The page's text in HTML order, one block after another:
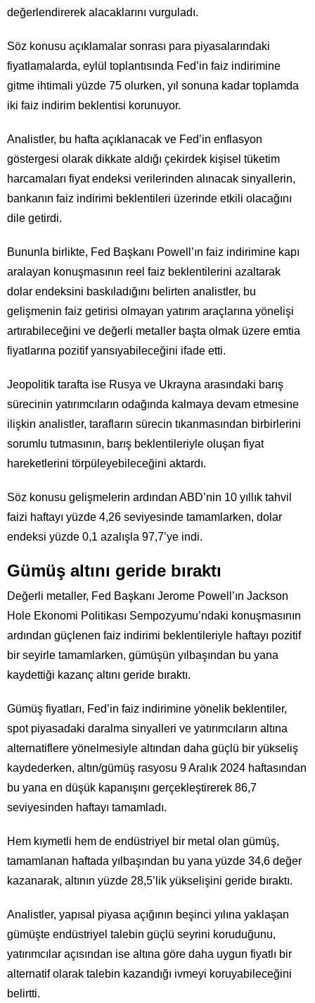
değerlendirerek alacaklarını vurguladı.
Söz konusu açıklamalar sonrası para piyasalarındaki
fiyatlamalarda, eylül toplantısında Fed’in faiz indirimine
gitme ihtimali yüzde 75 olurken, yıl sonuna kadar toplamda
iki faiz indirim beklentisi korunuyor.
Analistler, bu hafta açıklanacak ve Fed’in enflasyon
göstergesi olarak dikkate aldığı çekirdek kişisel tüketim
harcamaları fiyat endeksi verilerinden alınacak sinyallerin,
bankanın faiz indirimi beklentileri üzerinde etkili olacağını
dile getirdi.
Bununla birlikte, Fed Başkanı Powell’ın faiz indirimine kapı
aralayan konuşmasının reel faiz beklentilerini azaltarak
dolar endeksini baskıladığını belirten analistler, bu
gelişmenin faiz getirisi olmayan yatırım araçlarına yönelişi
artırabileceğini ve değerli metaller başta olmak üzere emtia
fiyatlarına pozitif yansıyabileceğini ifade etti.
Jeopolitik tarafta ise Rusya ve Ukrayna arasındaki barış
sürecinin yatırımcıların odağında kalmaya devam etmesine
ilişkin analistler, tarafların sürecin tıkanmasından birbirlerini
sorumlu tutmasının, barış beklentileriyle oluşan fiyat
hareketlerini törpüleyebileceğini aktardı.
Söz konusu gelişmelerin ardından ABD’nin 10 yıllık tahvil
faizi haftayı yüzde 4,26 seviyesinde tamamlarken, dolar
endeksi yüzde 0,1 azalışla 97,7’ye indi.
Gümüş altını geride bıraktı
Değerli metaller, Fed Başkanı Jerome Powell’ın Jackson
Hole Ekonomi Politikası Sempozyumu’ndaki konuşmasının
ardından güçlenen faiz indirimi beklentileriyle haftayı pozitif
bir seyirle tamamlarken, gümüşün yılbaşından bu yana
kaydettiği kazanç altını geride bıraktı.
Gümüş fiyatları, Fed’in faiz indirimine yönelik beklentiler,
spot piyasadaki daralma sinyalleri ve yatırımcıların altına
alternatiflere yönelmesiyle altından daha güçlü bir yükseliş
kaydederken, altın/gümüş rasyosu 9 Aralık 2024 haftasından
bu yana en düşük kapanışını gerçekleştirerek 86,7
seviyesinden haftayı tamamladı.
Hem kıymetli hem de endüstriyel bir metal olan gümüş,
tamamlanan haftada yılbaşından bu yana yüzde 34,6 değer
kazanarak, altının yüzde 28,5’lik yükselişini geride bıraktı.
Analistler, yapısal piyasa açığının beşinci yılına yaklaşan
gümüşte endüstriyel talebin güçlü seyrini koruduğunu,
yatırımcılar açısından ise altına göre daha uygun fiyatlı bir
alternatif olarak talebin kazandığı ivmeyi koruyabileceğini
belirtti.